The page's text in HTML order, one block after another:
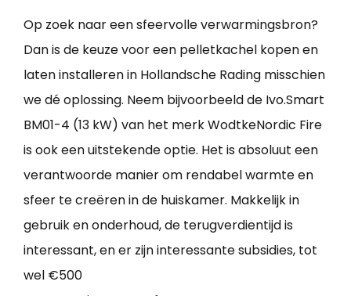
Op zoek naar een sfeervolle verwarmingsbron?
Dan is de keuze voor een pelletkachel kopen en
laten installeren in Hollandsche Rading misschien
we dé oplossing. Neem bijvoorbeeld de Ivo.Smart
BM01-4 (13 kW) van het merk WodtkeNordic Fire
is ook een uitstekende optie. Het is absoluut een
verantwoorde manier om rendabel warmte en
sfeer te creëren in de huiskamer. Makkelijk in
gebruik en onderhoud, de terugverdientijd is
interessant, en er zijn interessante subsidies, tot
wel €500